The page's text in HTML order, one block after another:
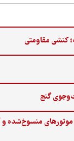
مقاومتی
گنج‌
منسوخ‌شده و